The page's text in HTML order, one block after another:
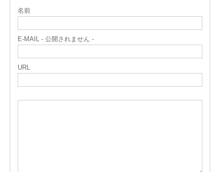
名前
E-MAIL - 公開されません -
URL